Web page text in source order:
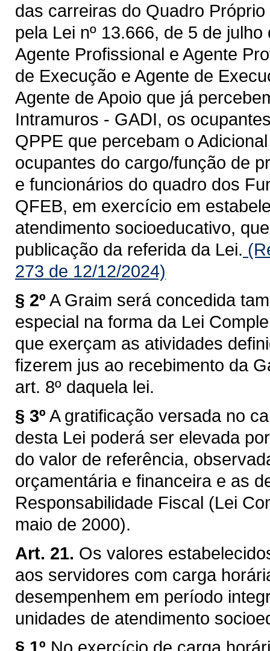
das carreiras do Quadro
pela Lei nº 13.666, de 5 de
Agente Profissional e Agente
de Execução e Agente de
Agente de Apoio que já
Intramuros - GADI, os
QPPE que percebam o
ocupantes do cargo/função de
e funcionários do quadro dos
QFEB, em exercício em
atendimento socioeducativo,
publicação da referida da Lei.
273 de 12/12/2024)
§ 2º A Graim será concedida
especial na forma da Lei
que exerçam as atividades
fizerem jus ao recebimento da
art. 8º daquela lei.
§ 3º A gratificação versada no
desta Lei poderá ser elevada
do valor de referência,
orçamentária e financeira e as
Responsabilidade Fiscal (Lei
maio de 2000).
Art. 21. Os valores
aos servidores com carga
desempenhem em período
unidades de atendimento